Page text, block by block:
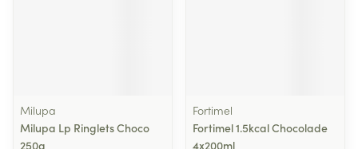
Milupa
Milupa Lp Ringlets Choco
250g
Fortimel
Fortimel 1.5kcal Chocolade
4x200ml